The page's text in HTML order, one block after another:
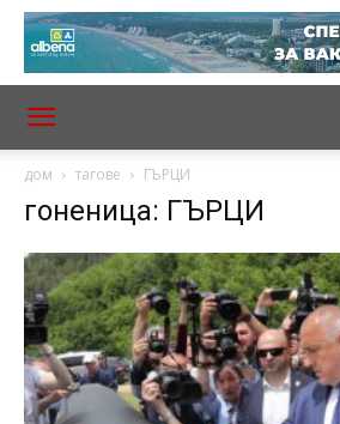
дом тагове ГЪРЦИ
гоненица: ГЪРЦИ